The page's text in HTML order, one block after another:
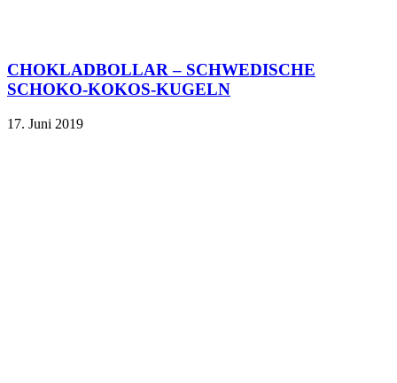
CHOKLADBOLLAR – SCHWEDISCHE
SCHOKO-KOKOS-KUGELN
17. Juni 2019